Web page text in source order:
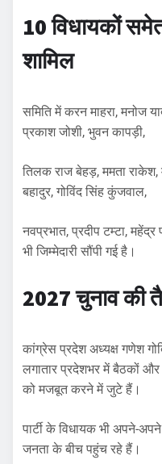
10 विधायकों
शामिल
समिति में करन माहरा, मनोज
प्रकाश जोशी, भुवन कापड़ी,
तिलक राज बेहड़, ममता राकेश,
बहादुर, गोविंद सिंह कुंजवाल,
नवप्रभात, प्रदीप टम्टा,
भी जिम्मेदारी सौंपी गई है।
2027 चुनाव की
कांग्रेस प्रदेश अध्यक्ष गणेश
लगातार प्रदेशभर में बैठकों
को मजबूत करने में जुटे हैं।
पार्टी के विधायक भी अपने-
जनता के बीच पहुंच रहे हैं।